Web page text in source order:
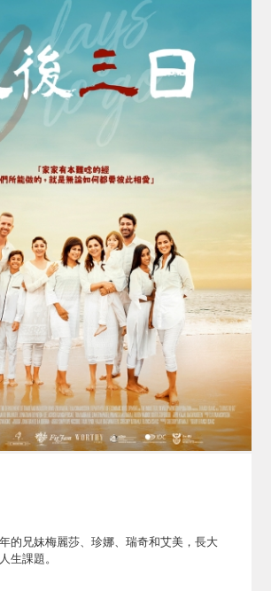
的兄妹梅麗莎、珍娜、瑞奇和艾美，長大
生課題。